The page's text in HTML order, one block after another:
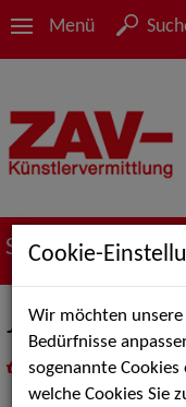
Menü
Suche nach
Jano Jonas
inMeine Merkliste
Cookie-
Wir möchten
Bedürfnisse
sogenannte Cookies
welche Cookies Sie